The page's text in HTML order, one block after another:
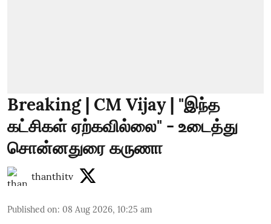
Breaking | CM Vijay | "இந்த
கட்சிகள் ஏற்கவில்லை" - உடைத்து
சொன்னதுரை கருணா
thanthitv
Published on: 08 Aug 2026, 10:25 am